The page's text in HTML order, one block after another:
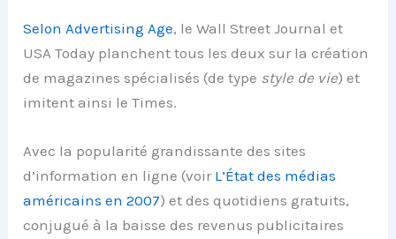
Selon Advertising Age, le Wall Street Journal et
USA Today planchent tous les deux sur la création
de magazines spécialisés (de type style de vie) et
imitent ainsi le Times.
Avec la popularité grandissante des sites
d’information en ligne (voir L’État des médias
américains en 2007) et des quotidiens gratuits,
conjugué à la baisse des revenus publicitaires